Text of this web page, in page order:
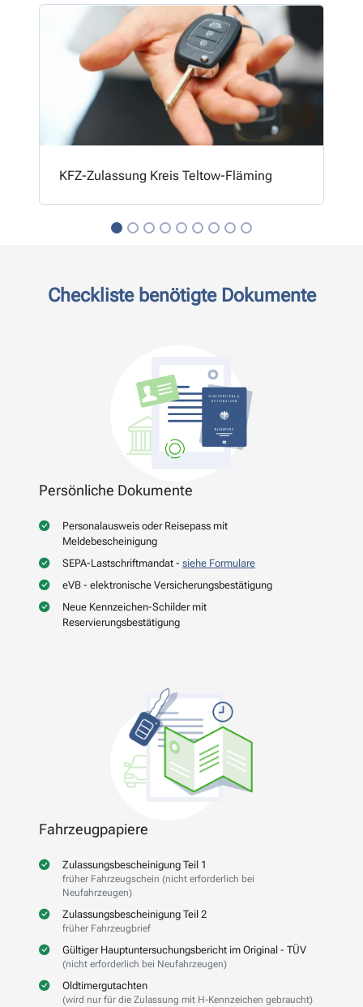
KFZ-Zulassung Kreis Teltow-Fläming
Checkliste benötigte Dokumente
Persönliche Dokumente
Personalausweis oder Reisepass mit
Meldebescheinigung
SEPA-Lastschriftmandat - siehe Formulare
eVB - elektronische Versicherungsbestätigung
Neue Kennzeichen-Schilder mit
Reservierungsbestätigung
Fahrzeugpapiere
Zulassungsbescheinigung Teil 1
früher Fahrzeugschein (nicht erforderlich bei
Neufahrzeugen)
Zulassungsbescheinigung Teil 2
früher Fahrzeugbrief
Gültiger Hauptuntersuchungsbericht im Original - TÜV
(nicht erforderlich bei Neufahrzeugen)
Oldtimergutachten
(wird nur für die Zulassung mit H-Kennzeichen gebraucht)